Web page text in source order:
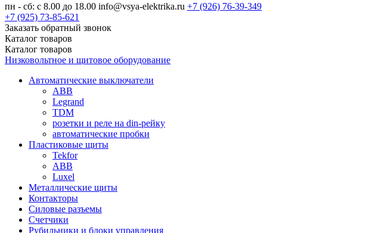
пн - сб: с 8.00 до 18.00 info@vsya-elektrika.ru +7 (926) 76-39-349
+7 (925) 73-85-621
Заказать обратный звонок
Каталог товаров
Каталог товаров
Низковольтное и щитовое оборудование
Автоматические выключатели
ABB
Legrand
TDM
розетки и реле на din-рейку
автоматические пробки
Пластиковые щиты
Tekfor
ABB
Luxel
Металлические щиты
Контакторы
Силовые разъемы
Счетчики
Рубильники и блоки управления